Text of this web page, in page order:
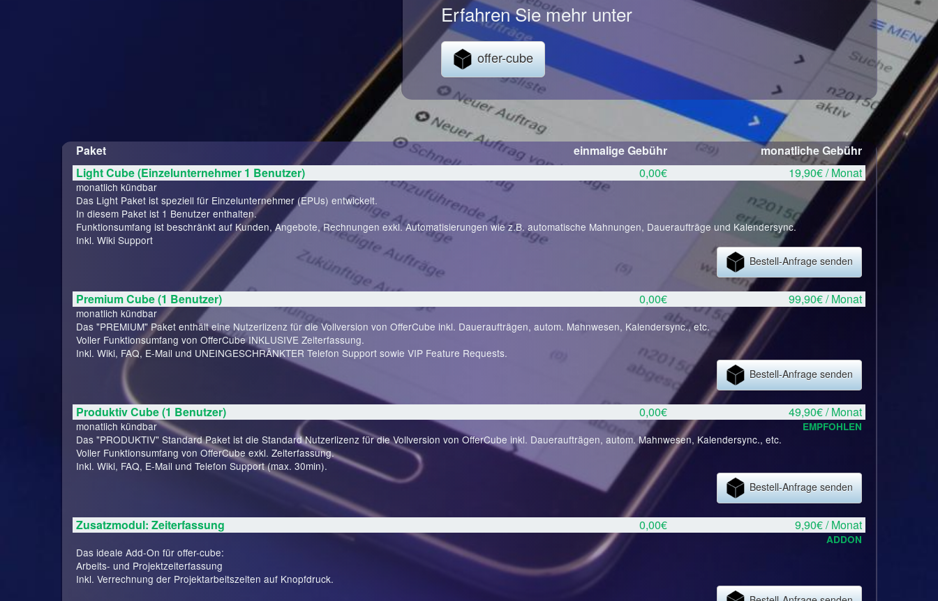
Erfahren Sie mehr unter
offer-cube
Paket einmalige Gebühr
monatliche Gebühr
Light Cube (Einzelunternehmer 1 Benutzer)
0,00€ 19,90€ / Monat
monatlich kündbar
Das Light Paket ist speziell für Einzelunternehmer (EPUs) entwickelt.
In diesem Paket ist 1 Benutzer enthalten.
Funktionsumfang ist beschränkt auf Kunden, Angebote, Rechnungen exkl. Automatisierungen wie z.B. automatische Mahnungen, Daueraufträge und Kalendersync.
Inkl. Wiki Support
Bestell-Anfrage senden
Premium Cube (1 Benutzer) 0,00€ 99,90€ / Monat
monatlich kündbar
Das "PREMIUM" Paket enthält eine Nutzerlizenz für die Vollversion von OfferCube inkl. Daueraufträgen, autom. Mahnwesen, Kalendersync., etc.
Voller Funktionsumfang von OfferCube INKLUSIVE Zeiterfassung.
Inkl. Wiki, FAQ, E-Mail und UNEINGESCHRÄNKTER Telefon Support sowie VIP Feature Requests.
Bestell-Anfrage senden
Produktiv Cube (1 Benutzer) 0,00€ 49,90€ / Monat
monatlich kündbar EMPFOHLEN
Das "PRODUKTIV" Standard Paket ist die Standard Nutzerlizenz für die Vollversion von OfferCube inkl. Daueraufträgen, autom. Mahnwesen, Kalendersync., etc.
Voller Funktionsumfang von OfferCube exkl. Zeiterfassung.
Inkl. Wiki, FAQ, E-Mail und Telefon Support (max. 30min).
Bestell-Anfrage senden
Zusatzmodul: Zeiterfassung 0,00€ 9,90€ / Monat
ADDON
Das ideale Add-On für offer-cube:
Arbeits- und Projektzeiterfassung
Inkl. Verrechnung der Projektarbeitszeiten auf Knopfdruck.